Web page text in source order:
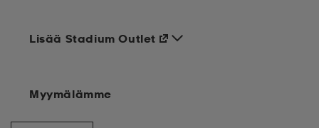
Lisää Stadium Outlet
Myymälämme